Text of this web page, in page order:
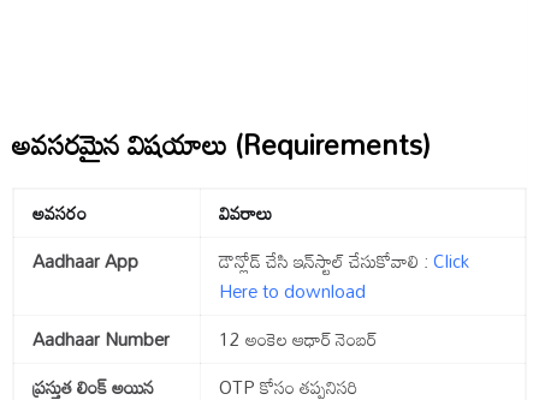
అవసరమైన విషయాలు (Requirements)
అవసరం
వివరాలు
Aadhaar App
డౌన్లోడ్ చేసి ఇన్‌స్టాల్ చేసుకోవాలి :Click
Here to download
Aadhaar Number
12 అంకెల ఆధార్ నెంబర్
ప్రస్తుత లింక్ అయిన
OTP కోసం తప్పనిసరి